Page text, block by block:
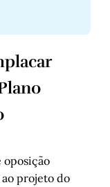
oposição
ao projeto do